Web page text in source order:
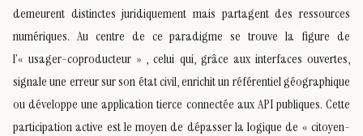
demeurent distinctes juridiquement mais partagent des ressources
numériques. Au centre de ce paradigme se trouve la figure de
l’« usager-coproducteur » , celui qui, grâce aux interfaces ouvertes,
signale une erreur sur son état civil, enrichit un référentiel géographique
ou développe une application tierce connectée aux API publiques. Cette
participation active est le moyen de dépasser la logique de « citoyen-